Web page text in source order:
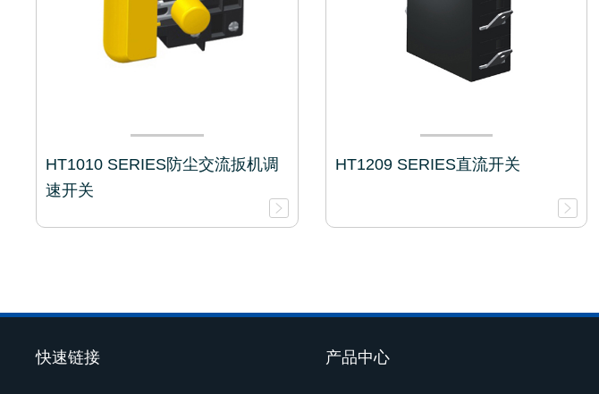
HT1010 SERIES防尘交流扳机调
速开关
HT1209 SERIES直流开关
快速链接 产品中心